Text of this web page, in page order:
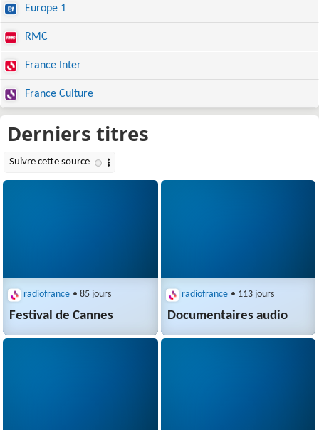
Europe 1
RMC
France Inter
France Culture
radiofrance • 85 jours
Festival de Cannes
radiofrance • 113 jours
Documentaires audio